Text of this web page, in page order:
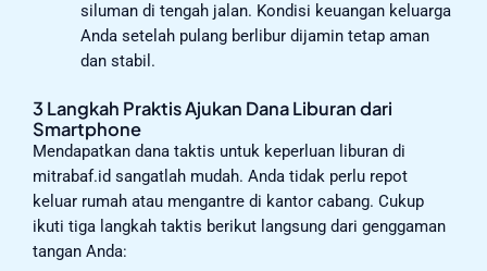
siluman di tengah jalan. Kondisi keuangan keluarga
Anda setelah pulang berlibur dijamin tetap aman
dan stabil.
3 Langkah Praktis Ajukan Dana Liburan dari
Smartphone
Mendapatkan dana taktis untuk keperluan liburan di
mitrabaf.id sangatlah mudah. Anda tidak perlu repot
keluar rumah atau mengantre di kantor cabang. Cukup
ikuti tiga langkah taktis berikut langsung dari genggaman
tangan Anda: